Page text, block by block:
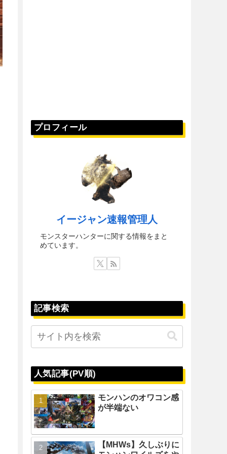
プロフィール
イージャン速報管理人
モンスターハンターに関する情報をまと
めています。
記事検索
人気記事(PV順)
モンハンのオワコン感
が半端ない
【MHWs】久しぶりに